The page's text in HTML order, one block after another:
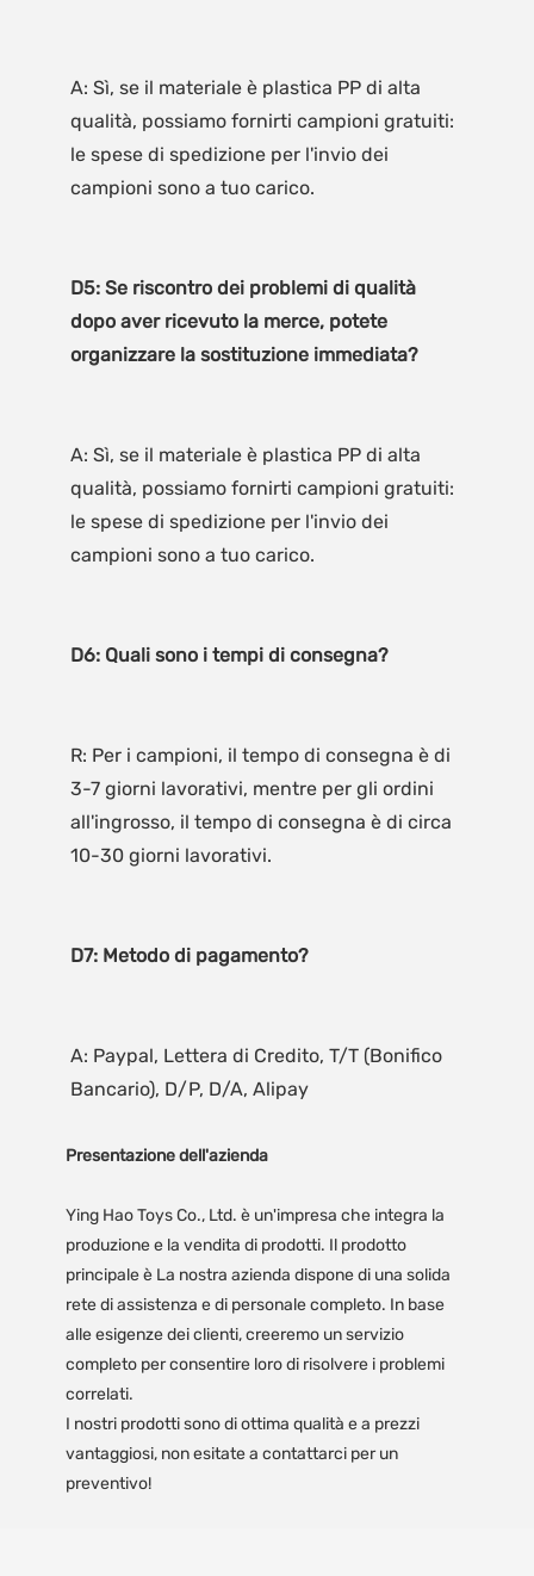
A: Sì, se il materiale è plastica PP di alta
qualità, possiamo fornirti campioni gratuiti:
le spese di spedizione per l'invio dei
D5: Se riscontro dei problemi di qualità
dopo aver ricevuto la merce, potete
organizzare la sostituzione immediata?
A: Sì, se il materiale è plastica PP di alta
qualità, possiamo fornirti campioni gratuiti:
le spese di spedizione per l'invio dei
D6: Quali sono i tempi di consegna?
R: Per i campioni, il tempo di consegna è di
3-7 giorni lavorativi, mentre per gli ordini
all'ingrosso, il tempo di consegna è di circa
D7: Metodo di pagamento?
A: Paypal, Lettera di Credito, T/T (Bonifico
Bancario), D/P, D/A, Alipay
Presentazione dell'azienda
Ying Hao Toys Co., Ltd. è un'impresa che integra la
produzione e la vendita di prodotti. Il prodotto
principale è La nostra azienda dispone di una solida
rete di assistenza e di personale completo. In base
alle esigenze dei clienti, creeremo un servizio
completo per consentire loro di risolvere i problemi
correlati.
I nostri prodotti sono di ottima qualità e a prezzi
vantaggiosi, non esitate a contattarci per un
preventivo!